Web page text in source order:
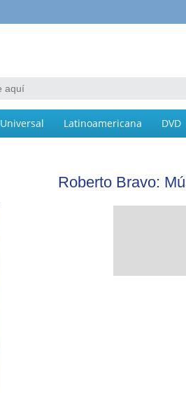
Universal Latinoamericana DVD
Roberto Bravo: